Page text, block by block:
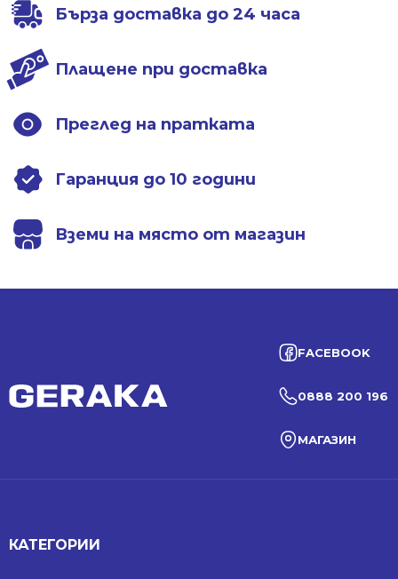
Бърза доставка до 24 часа
Плащене при доставка
Преглед на пратката
Гаранция до 10 години
Вземи на място от магазин
FACEBOOK
0888 200 196
МАГАЗИН
КАТЕГОРИИ